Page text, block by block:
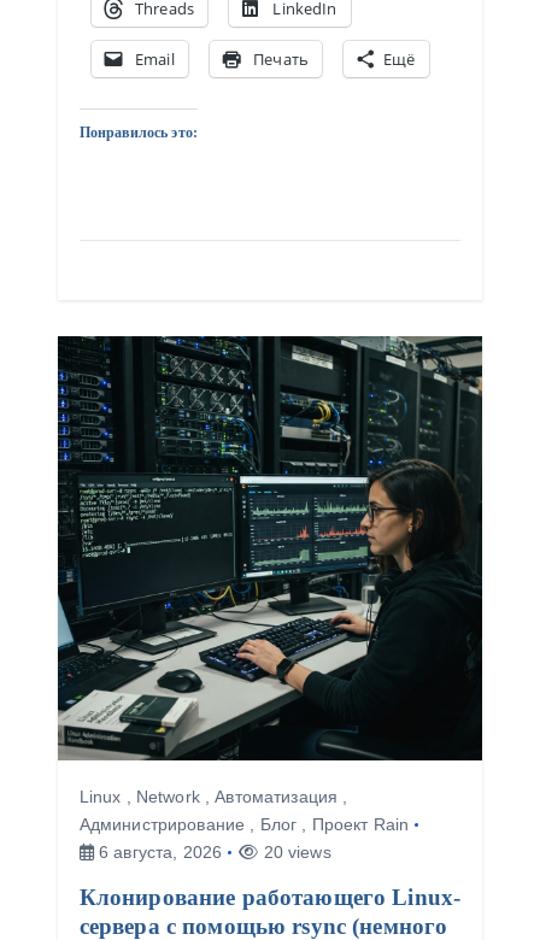
Threads LinkedIn
Email Печать Ещё
Понравилось это:
Linux Network,Автоматизация
Администрирование
Блог
Проект Rain
6 августа, 2026
20 views
Клонирование работающего Linux-
сервера с помощью rsync (немного